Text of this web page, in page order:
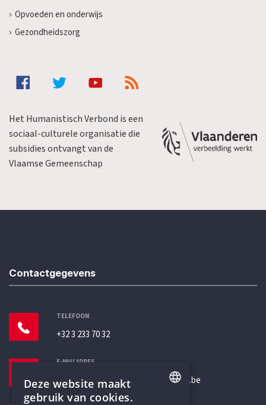
Opvoeden en onderwijs
Gezondheidszorg
Het Humanistisch Verbond is een
sociaal-culturele organisatie die
subsidies ontvangt van de
Vlaamse Gemeenschap
Contactgegevens
TELEFOON
+32 3 233 70 32
E-MAILADRES
secretariaat@humanistischverbond.be
Deze website maakt
gebruik van cookies.